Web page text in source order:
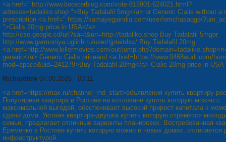
<a href=" http://www.boosterblog.com/vote-815901-624021.html?
adresse=tadaliko.shop ">Buy Tadalafil 5mg</a> or Generic Cialis without a
prescription <a href=" https://kamayegaindia.com/user/emchasaqge/
">Cialis 20mg price in USA</a>
http://cse.google.cd/url?sa=t&url=http://tadaliko.shop Buy Tadalafil 5mgor
http://www.garmoniya.uglich.ru/user/tjpteitdxx/ Buy Tadalafil 20mg
<a href=http://www.killermovies.com/out/
generic</a> Generic Cialis priceand <a href=https://www.0468wudi.com/
mod=space&uid=241279>Buy Tadalafil 20mg</a> Cialis 20mg price in USA
Richardtew 07.08.2026 - 03:11
<a href=https://max.ru/channel_rnd_start>объявления купить квартиру
Популярная квартира в Ростове на котловане купить которую можно с
максимальной выгодой, обеспечивает высокий прирост капитала к
сдачи дома. Уютная квартира-двушка купить которую стремятся
семьи, предлагает отличные варианты планировок. Востребованная
Еременко в Ростове купить которую можно в новых домах, отличается
инфраструктурой.